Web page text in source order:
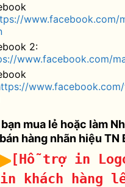
www.facebook.com/
2:
www.facebook.com/
mua lẻ hoặc làm
hàng nhãn hiệu TN
[Hỗ trợ in
khách hàng